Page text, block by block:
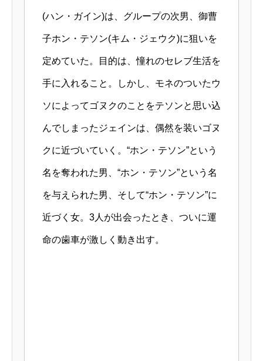
(ハン・ガイン)は、グループの次男、御曹
子ホン・テソン(キム・ジェウク)に狙いを
定めていた。目的は、憧れのセレブ生活を
手に入れること。しかし、モネのついたウ
ソによってゴヌクのことをテソンと思い込
んでしまったジェインは、偶然を装いゴヌ
クに近づいていく。“ホン・テソン”という
名を奪われた男、“ホン・テソン”という名
を与えられた男、そして“ホン・テソン”に
近づく女。3人が出会ったとき、ついに運
命の歯車が激しく動き出す。